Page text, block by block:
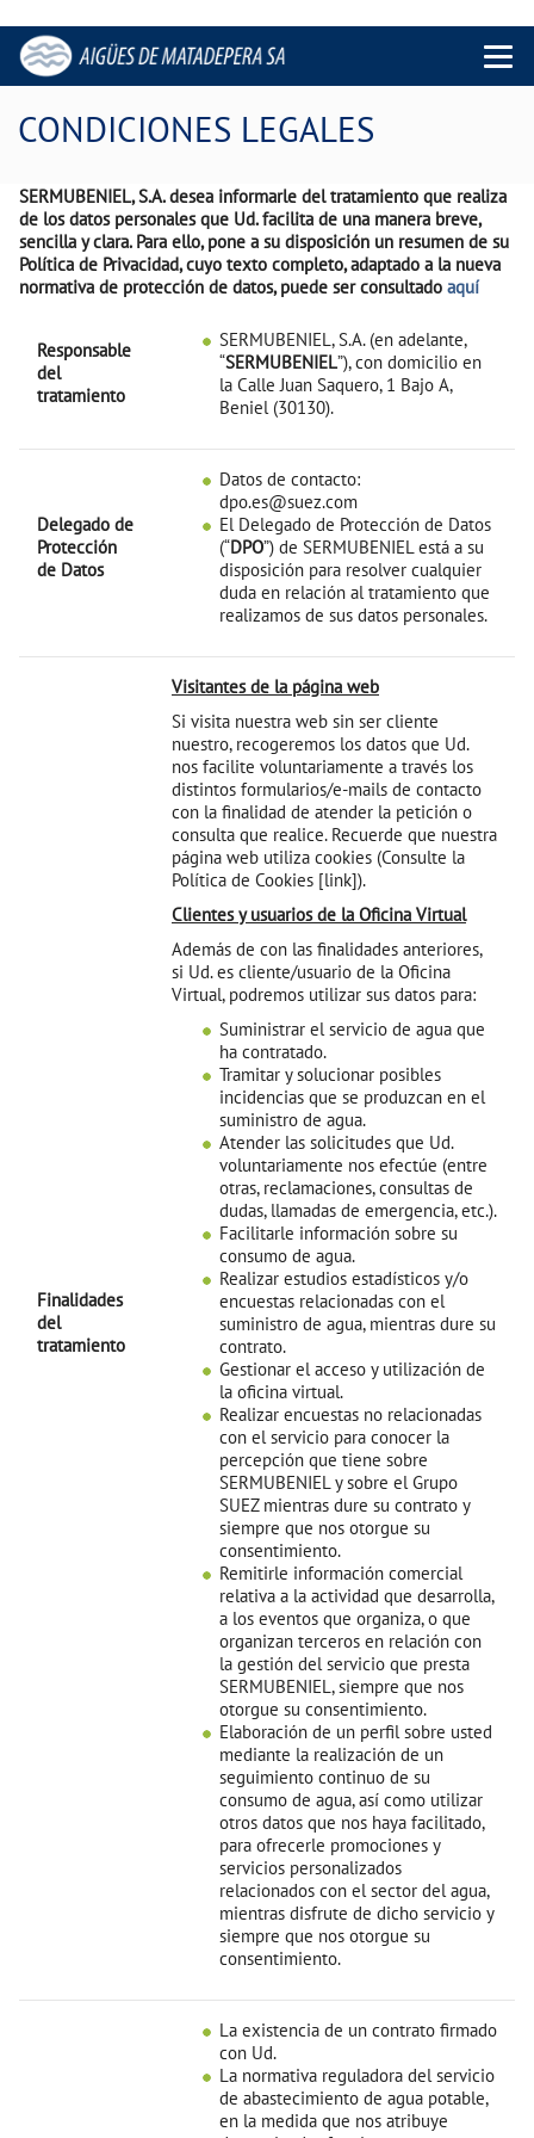
Menu
CONDICIONES LEGALES
SERMUBENIEL, S.A. desea informarle del tratamiento que realiza
de los datos personales que Ud. facilita de una manera breve,
sencilla y clara. Para ello, pone a su disposición un resumen de su
Política de Privacidad, cuyo texto completo, adaptado a la nueva
normativa de protección de datos, puede ser consultado aquí
Responsable
del
tratamiento
SERMUBENIEL, S.A. (en adelante,
“SERMUBENIEL”), con domicilio en
la Calle Juan Saquero, 1 Bajo A,
Beniel (30130).
Delegado de
Protección
de Datos
Datos de contacto:
dpo.es@suez.com
El Delegado de Protección de Datos
(“DPO”) de SERMUBENIEL está a su
disposición para resolver cualquier
duda en relación al tratamiento que
realizamos de sus datos personales.
Finalidades
del
tratamiento
Visitantes de la página web
Si visita nuestra web sin ser cliente
nuestro, recogeremos los datos que Ud.
nos facilite voluntariamente a través los
distintos formularios/e-mails de contacto
con la finalidad de atender la petición o
consulta que realice. Recuerde que nuestra
página web utiliza cookies (Consulte la
Política de Cookies [link]).
Clientes y usuarios de la Oficina Virtual
Además de con las finalidades anteriores,
si Ud. es cliente/usuario de la Oficina
Virtual, podremos utilizar sus datos para:
Suministrar el servicio de agua que
ha contratado.
Tramitar y solucionar posibles
incidencias que se produzcan en el
suministro de agua.
Atender las solicitudes que Ud.
voluntariamente nos efectúe (entre
otras, reclamaciones, consultas de
dudas, llamadas de emergencia, etc.).
Facilitarle información sobre su
consumo de agua.
Realizar estudios estadísticos y/o
encuestas relacionadas con el
suministro de agua, mientras dure su
contrato.
Gestionar el acceso y utilización de
la oficina virtual.
Realizar encuestas no relacionadas
con el servicio para conocer la
percepción que tiene sobre
SERMUBENIEL y sobre el Grupo
SUEZ mientras dure su contrato y
siempre que nos otorgue su
consentimiento.
Remitirle información comercial
relativa a la actividad que desarrolla,
a los eventos que organiza, o que
organizan terceros en relación con
la gestión del servicio que presta
SERMUBENIEL, siempre que nos
otorgue su consentimiento.
Elaboración de un perfil sobre usted
mediante la realización de un
seguimiento continuo de su
consumo de agua, así como utilizar
otros datos que nos haya facilitado,
para ofrecerle promociones y
servicios personalizados
relacionados con el sector del agua,
mientras disfrute de dicho servicio y
siempre que nos otorgue su
consentimiento.
La existencia de un contrato firmado
con Ud.
La normativa reguladora del servicio
de abastecimiento de agua potable,
en la medida que nos atribuye